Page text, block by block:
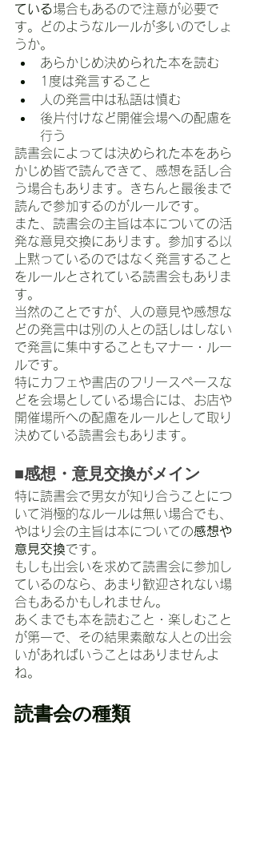
ている場合もあるので注意が必要で
す。どのようなルールが多いのでしょ
うか。
あらかじめ決められた本を読む
1度は発言すること
人の発言中は私語は慎む
後片付けなど開催会場への配慮を
行う
読書会によっては決められた本をあら
かじめ皆で読んできて、感想を話し合
う場合もあります。きちんと最後まで
読んで参加するのがルールです。
また、読書会の主旨は本についての活
発な意見交換にあります。参加する以
上黙っているのではなく発言すること
をルールとされている読書会もありま
す。
当然のことですが、人の意見や感想な
どの発言中は別の人との話しはしない
で発言に集中することもマナー・ルー
ルです。
特にカフェや書店のフリースペースな
どを会場としている場合には、お店や
開催場所への配慮をルールとして取り
決めている読書会もあります。
■感想・意見交換がメイン
特に読書会で男女が知り合うことにつ
いて消極的なルールは無い場合でも、
やはり会の主旨は本についての感想や
意見交換です。
もしも出会いを求めて読書会に参加し
ているのなら、あまり歓迎されない場
合もあるかもしれません。
あくまでも本を読むこと・楽しむこと
が第一で、その結果素敵な人との出会
いがあればいうことはありませんよ
ね。
読書会の種類